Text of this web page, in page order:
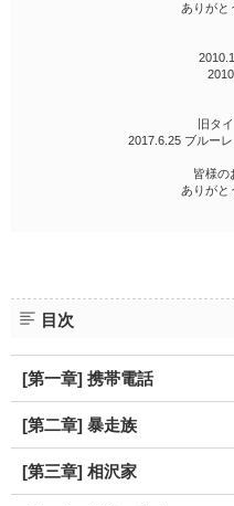
ありがと
旧タ
2017.6.25 ブルー
皆様の
ありがと
目次
[第一章] 携帯電話
[第二章] 暴走族
[第三章] 相沢家